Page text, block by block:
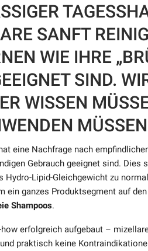
SANFT
WIE IHRE
SIND. WIR
WISSEN
MÜSSEN.
eine Nachfrage nach
Gebrauch geeignet sind. Dies
Lipid-Gleichgewicht zu
ein ganzes Produktsegment auf
Shampoos.
erfolgreich aufgebaut –
praktisch keine